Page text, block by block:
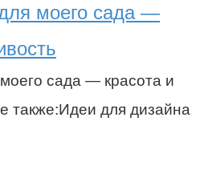
моего сада —
сада — красота и
также:Идеи для дизайна